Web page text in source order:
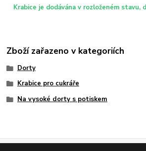
Krabice je dodávána v rozloženém stavu,
Zboží zařazeno v kategoriích
Dorty
Krabice pro cukráře
Na vysoké dorty s potiskem